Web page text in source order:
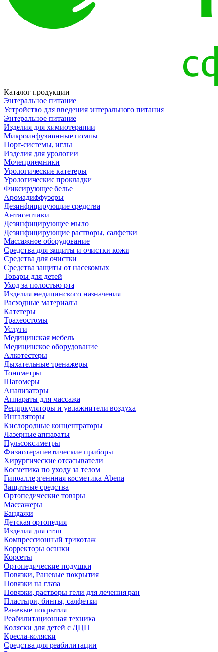
Каталог продукции
Энтеральное питание
Устройство для введения энтерального питания
Энтеральное питание
Изделия для химиотерапии
Микроинфузионные помпы
Порт-системы, иглы
Изделия для урологии
Мочеприемники
Урологические катетеры
Урологические прокладки
Фиксирующее белье
Аромадиффузоры
Дезинфицирующие средства
Антисептики
Дезинфицирующее мыло
Дезинфицирующие растворы, салфетки
Массажное оборудование
Средства для защиты и очистки кожи
Средства для очистки
Средства защиты от насекомых
Товары для детей
Уход за полостью рта
Изделия медицинского назначения
Расходные материалы
Катетеры
Трахеостомы
Услуги
Медицинская мебель
Медицинское оборудование
Алкотестеры
Дыхательные тренажеры
Тонометры
Шагомеры
Анализаторы
Аппараты для массажа
Рециркуляторы и увлажнители воздуха
Ингаляторы
Кислородные концентраторы
Лазерные аппараты
Пульсоксиметры
Физиотерапевтические приборы
Хирургические отсасыватели
Косметика по уходу за телом
Гипоаллергеннная косметика Abena
Защитные средства
Ортопедические товары
Массажеры
Бандажи
Детская ортопедия
Изделия для стоп
Компрессионный трикотаж
Корректоры осанки
Корсеты
Ортопедические подушки
Повязки, Раневые покрытия
Повязки на глаза
Повязки, растворы гели для лечения ран
Пластыри, бинты, салфетки
Раневые покрытия
Реабилитационная техника
Коляски для детей с ДЦП
Кресла-коляски
Средства для реабилитации